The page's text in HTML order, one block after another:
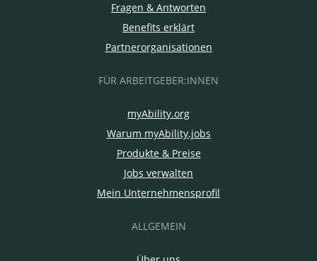
Fragen & Antworten
Benefits erklärt
Partnerorganisationen
FÜR ARBEITGEBER:INNEN
myAbility.org
Warum myAbility.jobs
Produkte & Preise
Jobs verwalten
Mein Unternehmensprofil
ALLGEMEIN